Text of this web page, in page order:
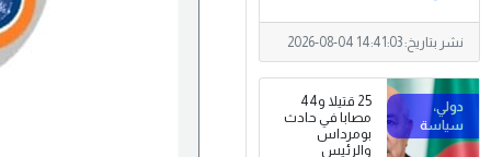
نشر بتاريخ:2026-08-04 14:41:03
25 قتيلا و44
مصابا في حادث
بومرداس
والرئيس